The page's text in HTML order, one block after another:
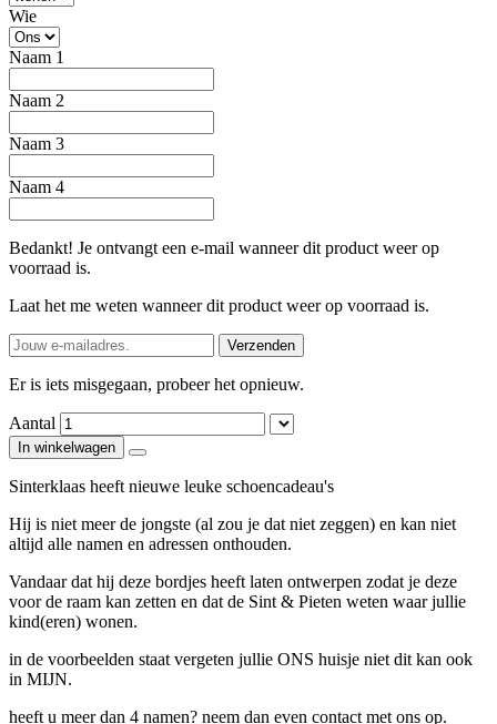
Wie
Naam 1
Naam 2
Naam 3
Naam 4
Bedankt! Je ontvangt een e-mail wanneer dit product weer op
voorraad is.
Laat het me weten wanneer dit product weer op voorraad is.
Verzenden
Er is iets misgegaan, probeer het opnieuw.
Aantal
In winkelwagen
Sinterklaas heeft nieuwe leuke schoencadeau's
Hij is niet meer de jongste (al zou je dat niet zeggen) en kan niet
altijd alle namen en adressen onthouden.
Vandaar dat hij deze bordjes heeft laten ontwerpen zodat je deze
voor de raam kan zetten en dat de Sint & Pieten weten waar jullie
kind(eren) wonen.
in de voorbeelden staat vergeten jullie ONS huisje niet dit kan ook
in MIJN.
heeft u meer dan 4 namen? neem dan even contact met ons op.